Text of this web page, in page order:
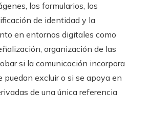
los formularios, los
de identidad y la
en entornos digitales como
organización de las
si la comunicación incorpora
puedan excluir o si se apoya en
de una única referencia